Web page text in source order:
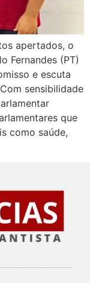
apertados, o
Fernandes (PT)
e escuta
sensibilidade
que
como saúde,